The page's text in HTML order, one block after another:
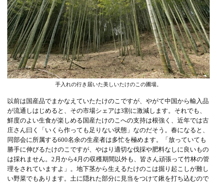
手入れの行き届いた美しいたけのこの圃場。
以前は国産品でまかなえていたたけのこですが、やがて中国から輸入品
が流通しはじめると、その市場シェアは3割に激減します。それでも、
鮮度のよい生食が楽しめる国産たけのこへの支持は根強く、近年では古
庄さん曰く「いくら作っても足りない状態」なのだそう。春になると、
同部会に所属する600名余の生産者は多忙を極めます。「放っていても
勝手に伸びるたけのこですが、やはり適切な伐採や肥料なしに良いもの
は採れません。2月から4月の収穫期間以外も、皆さん頑張って竹林の管
理をされていますよ」。地下茎から生えるたけのこは掘り起こしが難し
い野菜でもあります。土に隠れた部分に見当をつけて鍬を打ち込むので